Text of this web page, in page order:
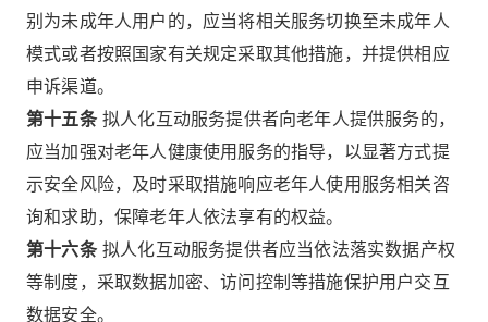
别为未成年人用户的，应当将相关服务切换至未成年人
模式或者按照国家有关规定采取其他措施，并提供相应
申诉渠道。
第十五条拟人化互动服务提供者向老年人提供服务的，
应当加强对老年人健康使用服务的指导，以显著方式提
示安全风险，及时采取措施响应老年人使用服务相关咨
询和求助，保障老年人依法享有的权益。
第十六条拟人化互动服务提供者应当依法落实数据产权
等制度，采取数据加密、访问控制等措施保护用户交互
数据安全。